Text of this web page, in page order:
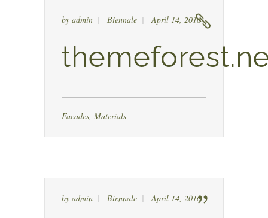
by admin Biennale April 14, 2016
Facades, Materials
by admin Biennale April 14, 2016